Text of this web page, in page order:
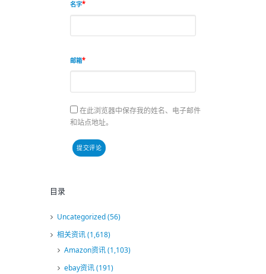
名字
邮箱
在此浏览器中保存我的姓名、电子邮件
和站点地址。
目录
Uncategorized(56)
相关资讯(1,618)
Amazon资讯(1,103)
ebay资讯(191)